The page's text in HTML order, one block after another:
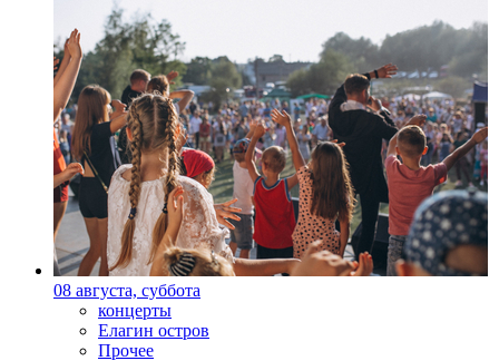
08 августа, суббота
концерты
Елагин остров
Прочее